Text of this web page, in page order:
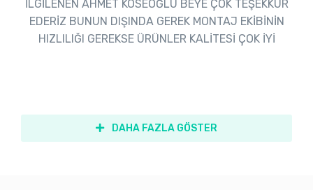
İLGİLENEN AHMET KÖSEOĞLU BEYE ÇOK TEŞEKKÜR
EDERİZ BUNUN DIŞINDA GEREK MONTAJ EKİBİNİN
HIZLILIĞI GEREKSE ÜRÜNLER KALİTESİ ÇOK İYİ
DAHA FAZLA GÖSTER